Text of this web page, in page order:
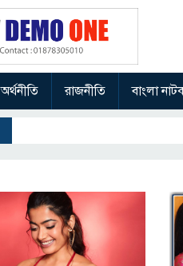
অর্থনীতি রাজনীতি বাংলা